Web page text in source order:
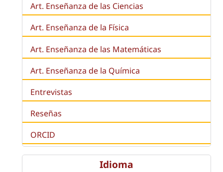
Art. Enseñanza de las Ciencias
Art. Enseñanza de la Física
Art. Enseñanza de las Matemáticas
Art. Enseñanza de la Química
Entrevistas
Reseñas
ORCID
Idioma